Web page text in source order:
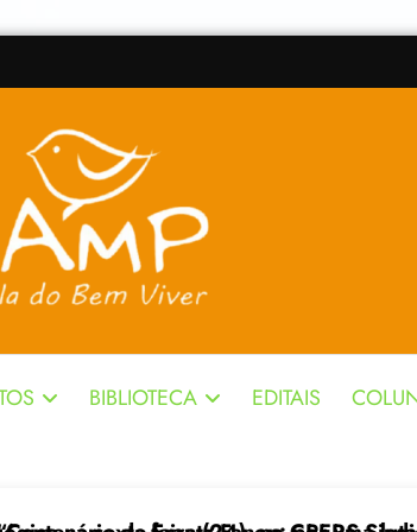
BIBLIOTECA EDITAIS